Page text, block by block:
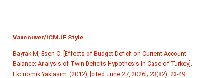
Vancouver/ICMJE Style
Bayrak M, Esen O. [Effects of Budget Deficit on Current Account
Balance: Analysis of Twin Deficits Hypothesis in Case of Turkey].
Ekonomik Yaklasim. (2012), [cited June 27, 2026]; 23(82): 23-49.